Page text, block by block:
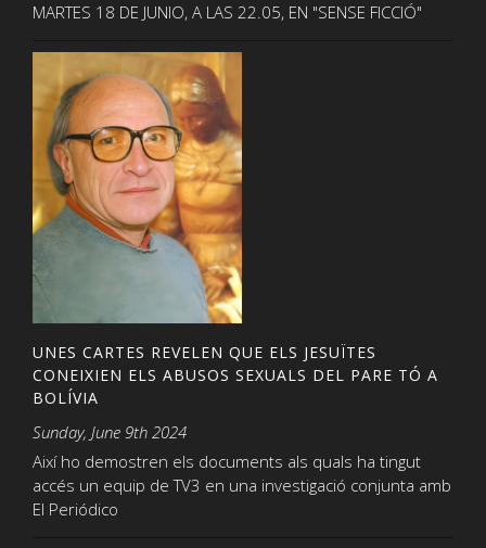
MARTES 18 DE JUNIO, A LAS 22.05, EN "SENSE FICCIÓ"
UNES CARTES REVELEN QUE ELS JESUÏTES
CONEIXIEN ELS ABUSOS SEXUALS DEL PARE TÓ A
BOLÍVIA
Sunday, June 9th 2024
Així ho demostren els documents als quals ha tingut
accés un equip de TV3 en una investigació conjunta amb
El Periódico